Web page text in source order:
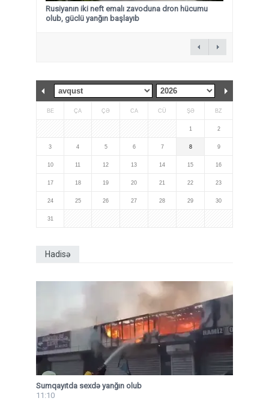
Rusiyanın iki neft emalı zavoduna dron hücumu
olub, güclü yanğın başlayıb
BE ÇA ÇƏ CA CÜ ŞƏ BZ
1 2
3 4 5 6 7 8 9
10 11 12 13 14 15 16
17 18 19 20 21 22 23
24 25 26 27 28 29 30
31
Hadisə
Sumqayıtda sexdə yanğın olub
11:10